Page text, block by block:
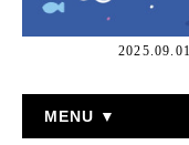
MENU ▼